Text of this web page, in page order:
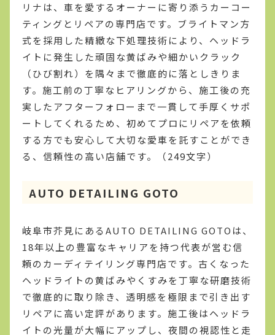
リナは、車を愛するオーナーに寄り添うカーコー
ティングとリペアの専門店です。ブライトマン方
式を採用した精緻な下処理技術により、ヘッドラ
イトに発生した頑固な黄ばみや細かいクラック
（ひび割れ）を隅々まで徹底的に落としきりま
す。施工前の丁寧なヒアリングから、施工後の充
実したアフターフォローまで一貫して手厚くサポ
ートしてくれるため、初めてプロにリペアを依頼
する方でも安心して大切な愛車を託すことができ
る、信頼性の高い店舗です。（249文字）
AUTO DETAILING GOTO
岐阜市芥見にあるAUTO DETAILING GOTOは、
18年以上の豊富なキャリアを持つ代表が営む信
頼のカーディテイリング専門店です。古くなった
ヘッドライトの黄ばみやくすみを丁寧な研磨技術
で徹底的に取り除き、透明感を極限まで引き出す
リペアに高い定評があります。施工後はヘッドラ
イトの光量が大幅にアップし、夜間の視認性と走